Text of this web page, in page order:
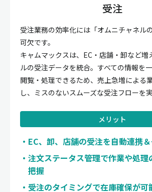
受注
受注業務の効率化には「オムニチャネル
可欠です。
キャムマックスは、EC・店舗・卸など増
ルの受注データを統合。すべての情報を
閲覧・処理できるため、売上急増による
し、ミスのないスムーズな受注フローを実
メリット
EC、卸、店舗の受注を自動連携
注文ステータス管理で作業や処理
把握
受注のタイミングで在庫確保が可